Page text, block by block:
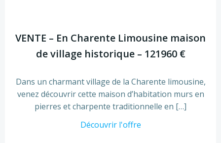
VENTE – En Charente Limousine maison
de village historique – 121960 €
Dans un charmant village de la Charente limousine,
venez découvrir cette maison d’habitation murs en
pierres et charpente traditionnelle en […]
Découvrir l'offre